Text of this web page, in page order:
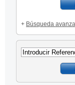
+ Búsqueda